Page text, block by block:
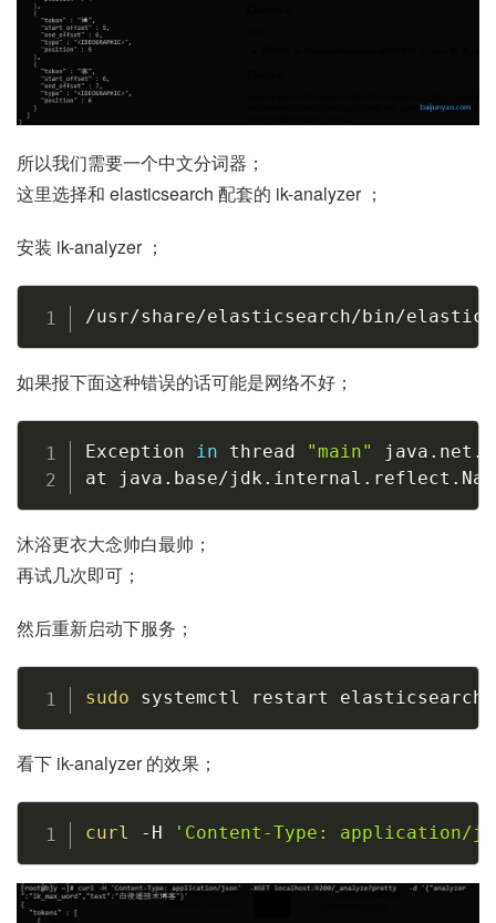
所以我们需要一个中文分词器；
这里选择和 elasticsearch 配套的 ik-analyzer ；
安装 ik-analyzer ；
/usr/share/elasticsearch/bin/ Copy
如果报下面这种错误的话可能是网络不好；
Exception in thread "main"
at java.base/
Copy
沐浴更衣大念帅白最帅；
再试几次即可；
然后重新启动下服务；
sudo systemctl restart elasticsearch
看下 ik-analyzer 的效果；
curl -H 'Content-Type: application/
Copy